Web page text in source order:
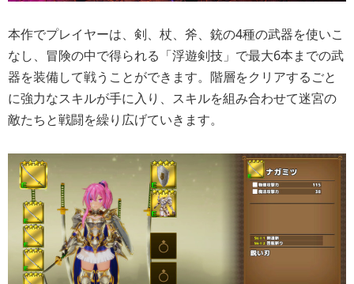
本作でプレイヤーは、剣、杖、斧、銃の4種の武器を使いこ
なし、冒険の中で得られる「浮遊剣技」で最大6本までの武
器を装備して戦うことができます。階層をクリアするごと
に強力なスキルが手に入り、スキルを組み合わせて迷宮の
敵たちと戦闘を繰り広げていきます。